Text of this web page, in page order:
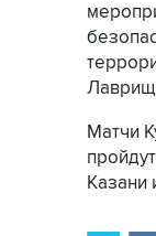
Матчи
Казани